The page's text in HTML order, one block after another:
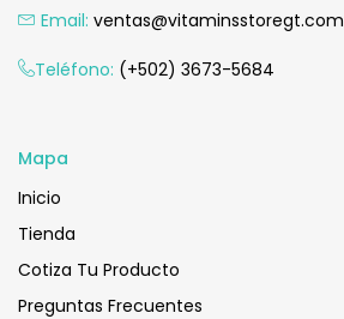
Email: ventas@vitaminsstoregt.com
Teléfono: (+502) 3673-5684
Mapa
Inicio
Tienda
Cotiza Tu Producto
Preguntas Frecuentes